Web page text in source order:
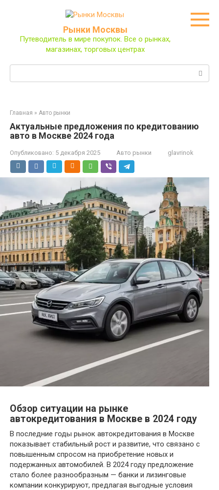
Рынки Москвы
Путеводитель в мире покупок. Все о рынках,
магазинах, торговых центрах
Главная » Авто рынки
Актуальные предложения по кредитованию
авто в Москве 2024 года
Опубликовано: 5 декабря 2025 Авто рынки glavrinok
Обзор ситуации на рынке
автокредитования в Москве в 2024 году
В последние годы рынок автокредитования в Москве
показывает стабильный рост и развитие, что связано с
повышенным спросом на приобретение новых и
подержанных автомобилей. В 2024 году предложение
стало более разнообразным — банки и лизинговые
компании конкурируют, предлагая выгодные условия